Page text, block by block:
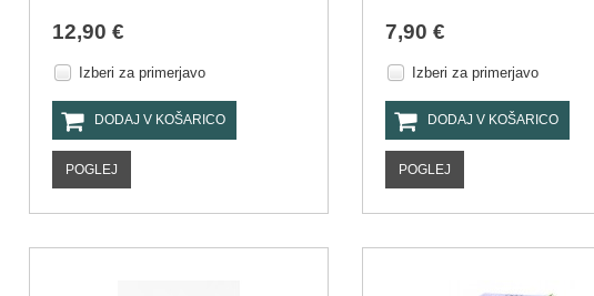
12,90 €
Izberi za primerjavo
DODAJ V KOŠARICO
POGLEJ
7,90 €
Izberi za primerjavo
DODAJ V KOŠARICO
POGLEJ